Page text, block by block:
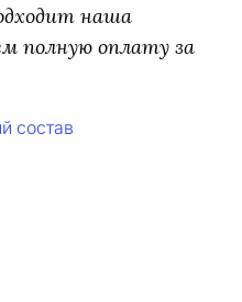
наша
полную оплату за
состав